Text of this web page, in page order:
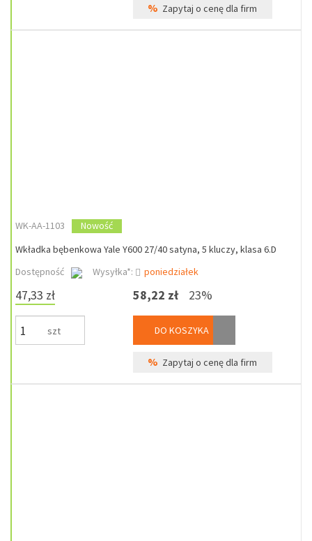
% Zapytaj o cenę dla firm
WK-AA-1103
Nowość
Wkładka bębenkowa Yale Y600 27/40 satyna, 5 kluczy, klasa 6.D
Dostępność
Wysyłka*: poniedziałek
47,33 zł
szt
58,22 zł 23%
DO KOSZYKA
% Zapytaj o cenę dla firm